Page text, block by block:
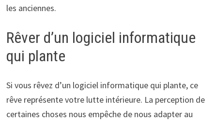
les anciennes.
Rêver d’un logiciel informatique
qui plante
Si vous rêvez d’un logiciel informatique qui plante, ce
rêve représente votre lutte intérieure. La perception de
certaines choses nous empêche de nous adapter au